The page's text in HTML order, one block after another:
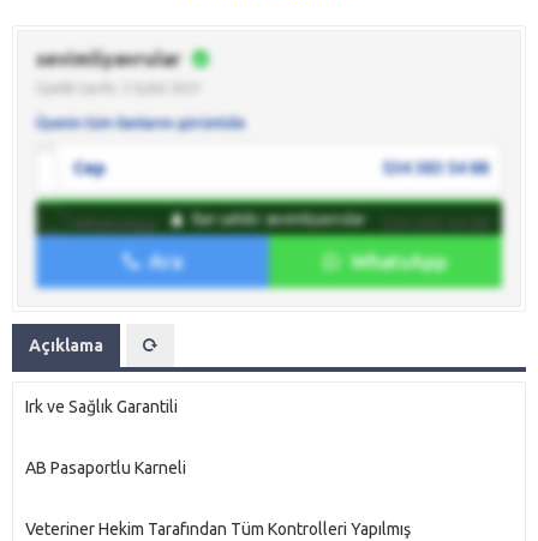
sevimliyavrular
Üyenin tüm ilanlarını görüntüle
Cep 534 383 54 88
WhatsApp
İlan sahibine mesaj gönder
İlan sahibi: sevimliyavrular
Ara WhatsApp
Açıklama
Irk ve Sağlık Garantili
AB Pasaportlu Karneli
Veteriner Hekim Tarafından Tüm Kontrolleri Yapılmış